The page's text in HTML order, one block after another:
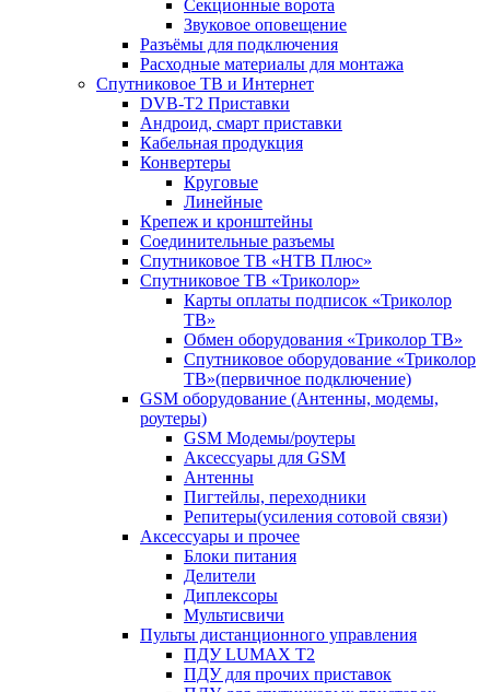
Секционные ворота
Звуковое оповещение
Разъёмы для подключения
Расходные материалы для монтажа
Спутниковое ТВ и Интернет
DVB-Т2 Приставки
Андроид, смарт приставки
Кабельная продукция
Конвертеры
Круговые
Линейные
Крепеж и кронштейны
Соединительные разъемы
Спутниковое ТВ «НТВ Плюс»
Спутниковое ТВ «Триколор»
Карты оплаты подписок «Триколор
ТВ»
Обмен оборудования «Триколор ТВ»
Спутниковое оборудование «Триколор
ТВ»(первичное подключение)
GSM оборудование (Антенны, модемы,
роутеры)
GSM Модемы/роутеры
Аксессуары для GSM
Антенны
Пигтейлы, переходники
Репитеры(усиления сотовой связи)
Аксессуары и прочее
Блоки питания
Делители
Диплексоры
Мультисвичи
Пульты дистанционного управления
ПДУ LUMAX Т2
ПДУ для прочих приставок